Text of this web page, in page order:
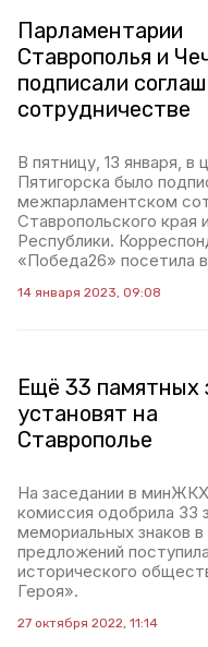
Парламентарии
Ставрополья и
подписали
сотрудничестве
В пятницу, 13 января,
Пятигорска было
межпарламентском
Ставропольского края
Республики.
«Победа26» посетила
14 января 2023, 09:08
Ещё 33 памятных
установят на
Ставрополье
На заседании в
комиссия одобрила 33
мемориальных знаков
предложений
исторического
Героя».
27 октября 2022, 11:14